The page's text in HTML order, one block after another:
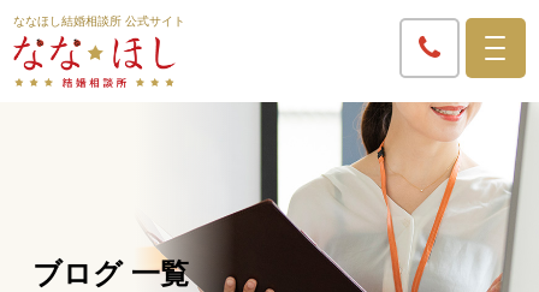
ななほし結婚相談所 公式サイト
ブログ 一覧